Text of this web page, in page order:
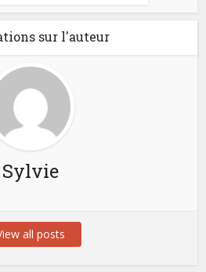
sur l'auteur
Sylvie
all posts